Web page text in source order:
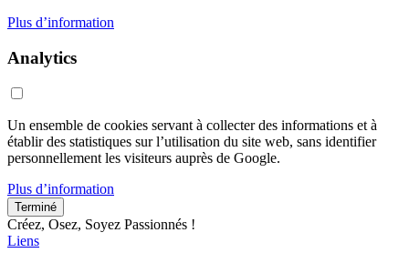
Plus d’information
Analytics
Un ensemble de cookies servant à collecter des informations et à
établir des statistiques sur l’utilisation du site web, sans identifier
personnellement les visiteurs auprès de Google.
Plus d’information
Terminé
Créez, Osez, Soyez Passionnés !
Liens